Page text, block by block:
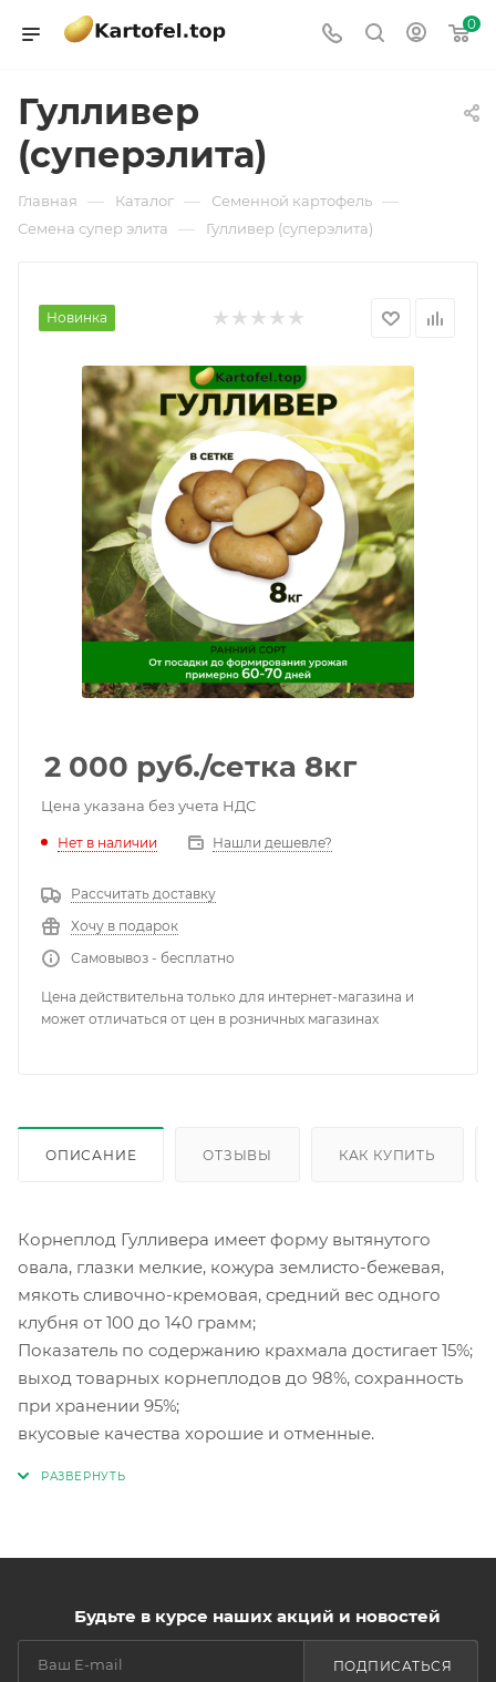
0
Гулливер
(суперэлита)
Главная — Каталог — Семенной картофель —
Семена супер элита — Гулливер (суперэлита)
Новинка
2 000 руб./сетка 8кг
Цена указана без учета НДС
Нет в наличии Нашли дешевле?
Рассчитать доставку
Хочу в подарок
Самовывоз - бесплатно
Цена действительна только для интернет-магазина и
может отличаться от цен в розничных магазинах
ОПИСАНИЕ ОТЗЫВЫ КАК КУПИТЬ
Корнеплод Гулливера имеет форму вытянутого
овала, глазки мелкие, кожура землисто-бежевая,
мякоть сливочно-кремовая, средний вес одного
клубня от 100 до 140 грамм;
Показатель по содержанию крахмала достигает 15%;
выход товарных корнеплодов до 98%, сохранность
при хранении 95%;
вкусовые качества хорошие и отменные.
Будьте в курсе наших акций и новостей
ПОДПИСАТЬСЯ